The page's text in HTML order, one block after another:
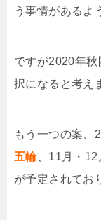
う事情があるよ
ですが2020年
択になると考え
もう一つの案、
五輪、11月・12
が予定されてお